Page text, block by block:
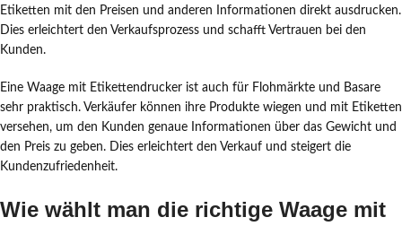
Etiketten mit den Preisen und anderen Informationen direkt ausdrucken.
Dies erleichtert den Verkaufsprozess und schafft Vertrauen bei den
Kunden.
Eine Waage mit Etikettendrucker ist auch für Flohmärkte und Basare
sehr praktisch. Verkäufer können ihre Produkte wiegen und mit Etiketten
versehen, um den Kunden genaue Informationen über das Gewicht und
den Preis zu geben. Dies erleichtert den Verkauf und steigert die
Kundenzufriedenheit.
Wie wählt man die richtige Waage mit